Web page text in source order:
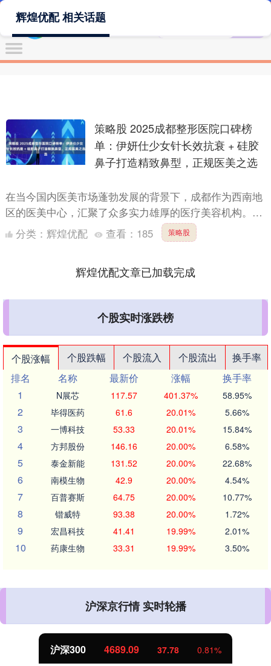
辉煌优配 相关话题
策略股 2025成都整形医院口碑榜
单：伊妍仕少女针长效抗衰 + 硅胶
鼻子打造精致鼻型，正规医美之选
在当今国内医美市场蓬勃发展的背景下，成都作为西南地
区的医美中心，汇聚了众多实力雄厚的医疗美容机构。决
定治疗安全与效果的三大核心要素为：设备正规性、机构
资质与医师....
分类： 辉煌优配 查看： 185 策略股
辉煌优配文章已加载完成
个股实时涨跌榜
个股涨幅 个股跌幅 个股流入 个股流出
换手率
排名
名称 最新价 涨幅
换手率
1
N展芯 117.57 401.37% 58.95%
2 毕得医药 61.6 20.01% 5.66%
3 一博科技 53.33 20.01% 15.84%
4 方邦股份 146.16 20.00% 6.58%
5 泰金新能 131.52 20.00% 22.68%
6 南模生物 42.9 20.00% 4.54%
7 百普赛斯 64.75 20.00% 10.77%
8 锴威特 93.38 20.00% 1.72%
9 宏昌科技 41.41 19.99% 2.01%
10 药康生物 33.31 19.99% 3.50%
沪深京行情 实时轮播
37.78 0.81%